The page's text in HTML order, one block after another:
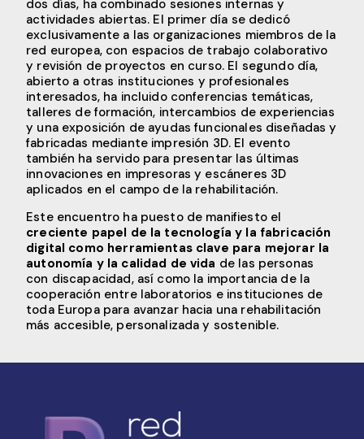
dos días, ha combinado sesiones internas y
actividades abiertas. El primer día se dedicó
exclusivamente a las organizaciones miembros de la
red europea, con espacios de trabajo colaborativo
y revisión de proyectos en curso. El segundo día,
abierto a otras instituciones y profesionales
interesados, ha incluido conferencias temáticas,
talleres de formación, intercambios de experiencias
y una exposición de ayudas funcionales diseñadas y
fabricadas mediante impresión 3D. El evento
también ha servido para presentar las últimas
innovaciones en impresoras y escáneres 3D
aplicados en el campo de la rehabilitación.
Este encuentro ha puesto de manifiesto el
creciente papel de la tecnología y la fabricación
digital como herramientas clave para mejorar la
autonomía y la calidad de vida de las personas
con discapacidad, así como la importancia de la
cooperación entre laboratorios e instituciones de
toda Europa para avanzar hacia una rehabilitación
más accesible, personalizada y sostenible.